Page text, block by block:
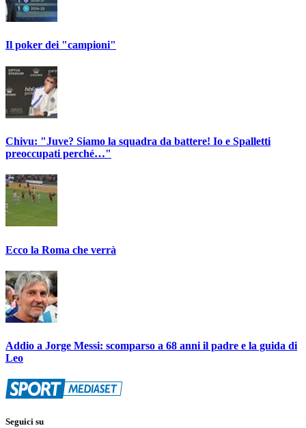
Il poker dei "campioni"
Chivu: "Juve? Siamo la squadra da battere! Io e Spalletti
preoccupati perché…"
Ecco la Roma che verrà
Addio a Jorge Messi: scomparso a 68 anni il padre e la guida di
Leo
Seguici su